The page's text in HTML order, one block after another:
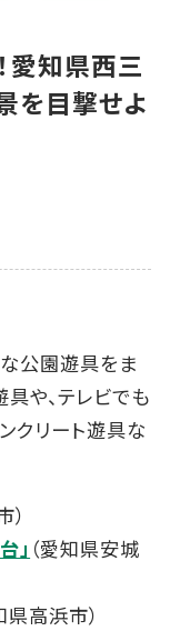
愛知県西三
を目撃せよ
公園遊具をま
や、テレビでも
クリート遊具な
）
」 （愛知県安城
県高浜市）